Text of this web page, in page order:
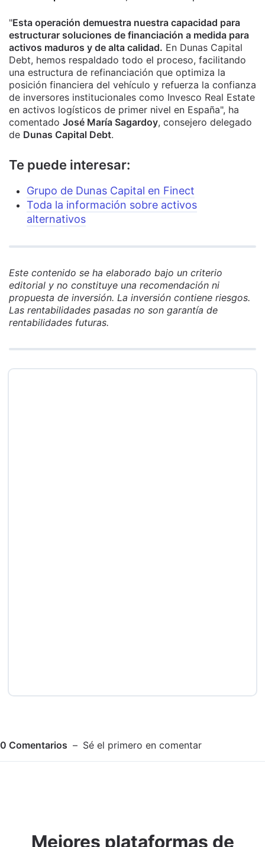
"Esta operación demuestra nuestra capacidad para
estructurar soluciones de financiación a medida para
activos maduros y de alta calidad. En Dunas Capital
Debt, hemos respaldado todo el proceso, facilitando
una estructura de refinanciación que optimiza la
posición financiera del vehículo y refuerza la confianza
de inversores institucionales como Invesco Real Estate
en activos logísticos de primer nivel en España", ha
comentado José María Sagardoy, consejero delegado
de Dunas Capital Debt.
Te puede interesar:
Grupo de Dunas Capital en Finect
Toda la información sobre activos
alternativos
Este contenido se ha elaborado bajo un criterio
editorial y no constituye una recomendación ni
propuesta de inversión. La inversión contiene riesgos.
Las rentabilidades pasadas no son garantía de
rentabilidades futuras.
0 Comentarios Sé el primero en comentar
Mejores plataformas de